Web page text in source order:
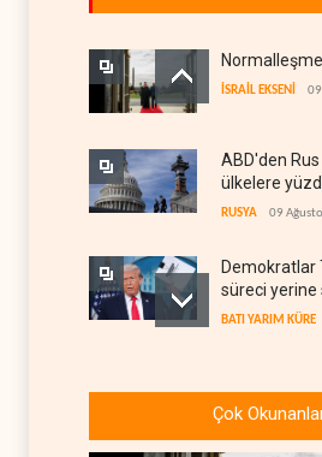
İSRAİL EKSENİ
ABD'den
ülkelere
gümrük
RUSYA 09
Demokratlar
süreci
hazırlıyor
BATI YARIM KÜRE
Afrika'daki
üreticilerine
Çok